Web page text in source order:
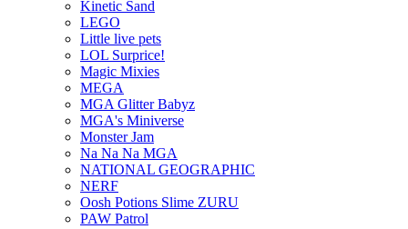
Kinetic Sand
LEGO
Little live pets
LOL Surprice!
Magic Mixies
MEGA
MGA Glitter Babyz
MGA's Miniverse
Monster Jam
Na Na Na MGA
NATIONAL GEOGRAPHIC
NERF
Oosh Potions Slime ZURU
PAW Patrol